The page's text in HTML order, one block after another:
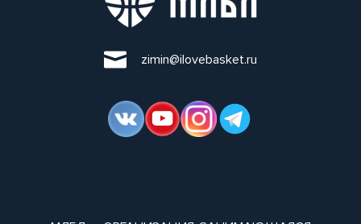
zimin@ilovebasket.ru